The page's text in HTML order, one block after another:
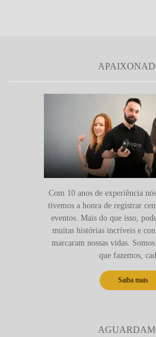
Com 10 anos de experiência
tivemos a honra de registrar
eventos. Mais do que isso,
muitas histórias incríveis e
marcaram nossas vidas.
que fazemos,
Saiba mais